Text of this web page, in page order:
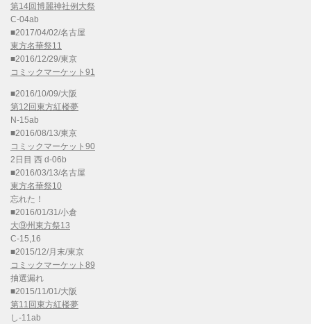
第14回博麗神社例大祭
C-04ab
■2017/04/02/名古屋
東方名華祭11
■2016/12/29/東京
コミックマーケット91
■2016/10/09/大阪
第12回東方紅楼夢
N-15ab
■2016/08/13/東京
コミックマーケット90
2日目 西 d-06b
■2016/03/13/名古屋
東方名華祭10
忘れた！
■2016/01/31/小倉
大⑨州東方祭13
C-15,16
■2015/12/月末/東京
コミックマーケット89
抽選漏れ
■2015/11/01/大阪
第11回東方紅楼夢
し-11ab